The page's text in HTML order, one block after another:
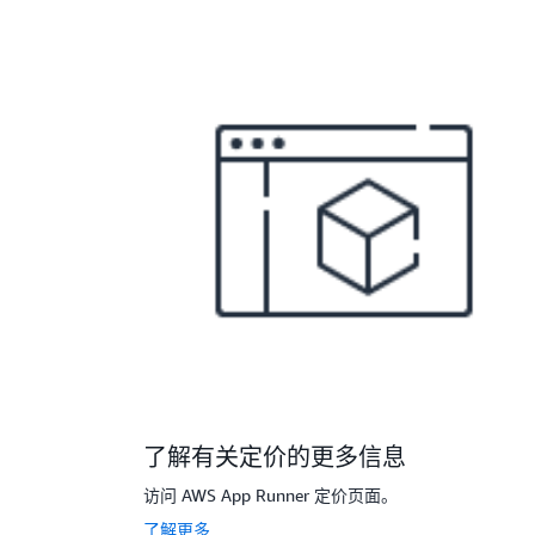
了解有关定价的更多信息
访问 AWS App Runner 定价页面。
了解更多